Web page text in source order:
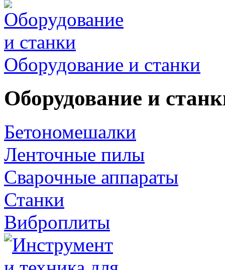
Оборудование и станки
Оборудование и
Бетономешалки
Ленточные пилы
Сварочные аппараты
Станки
Виброплиты